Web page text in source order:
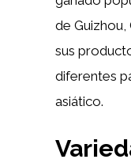
de Guizhou,
sus
diferentes
asiático.